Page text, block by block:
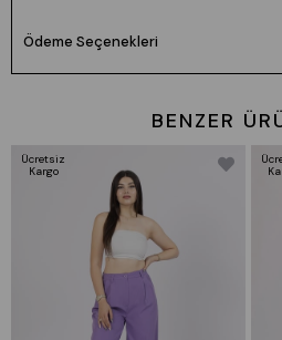
Ödeme Seçenekleri
BENZER
Ücretsiz
Kargo